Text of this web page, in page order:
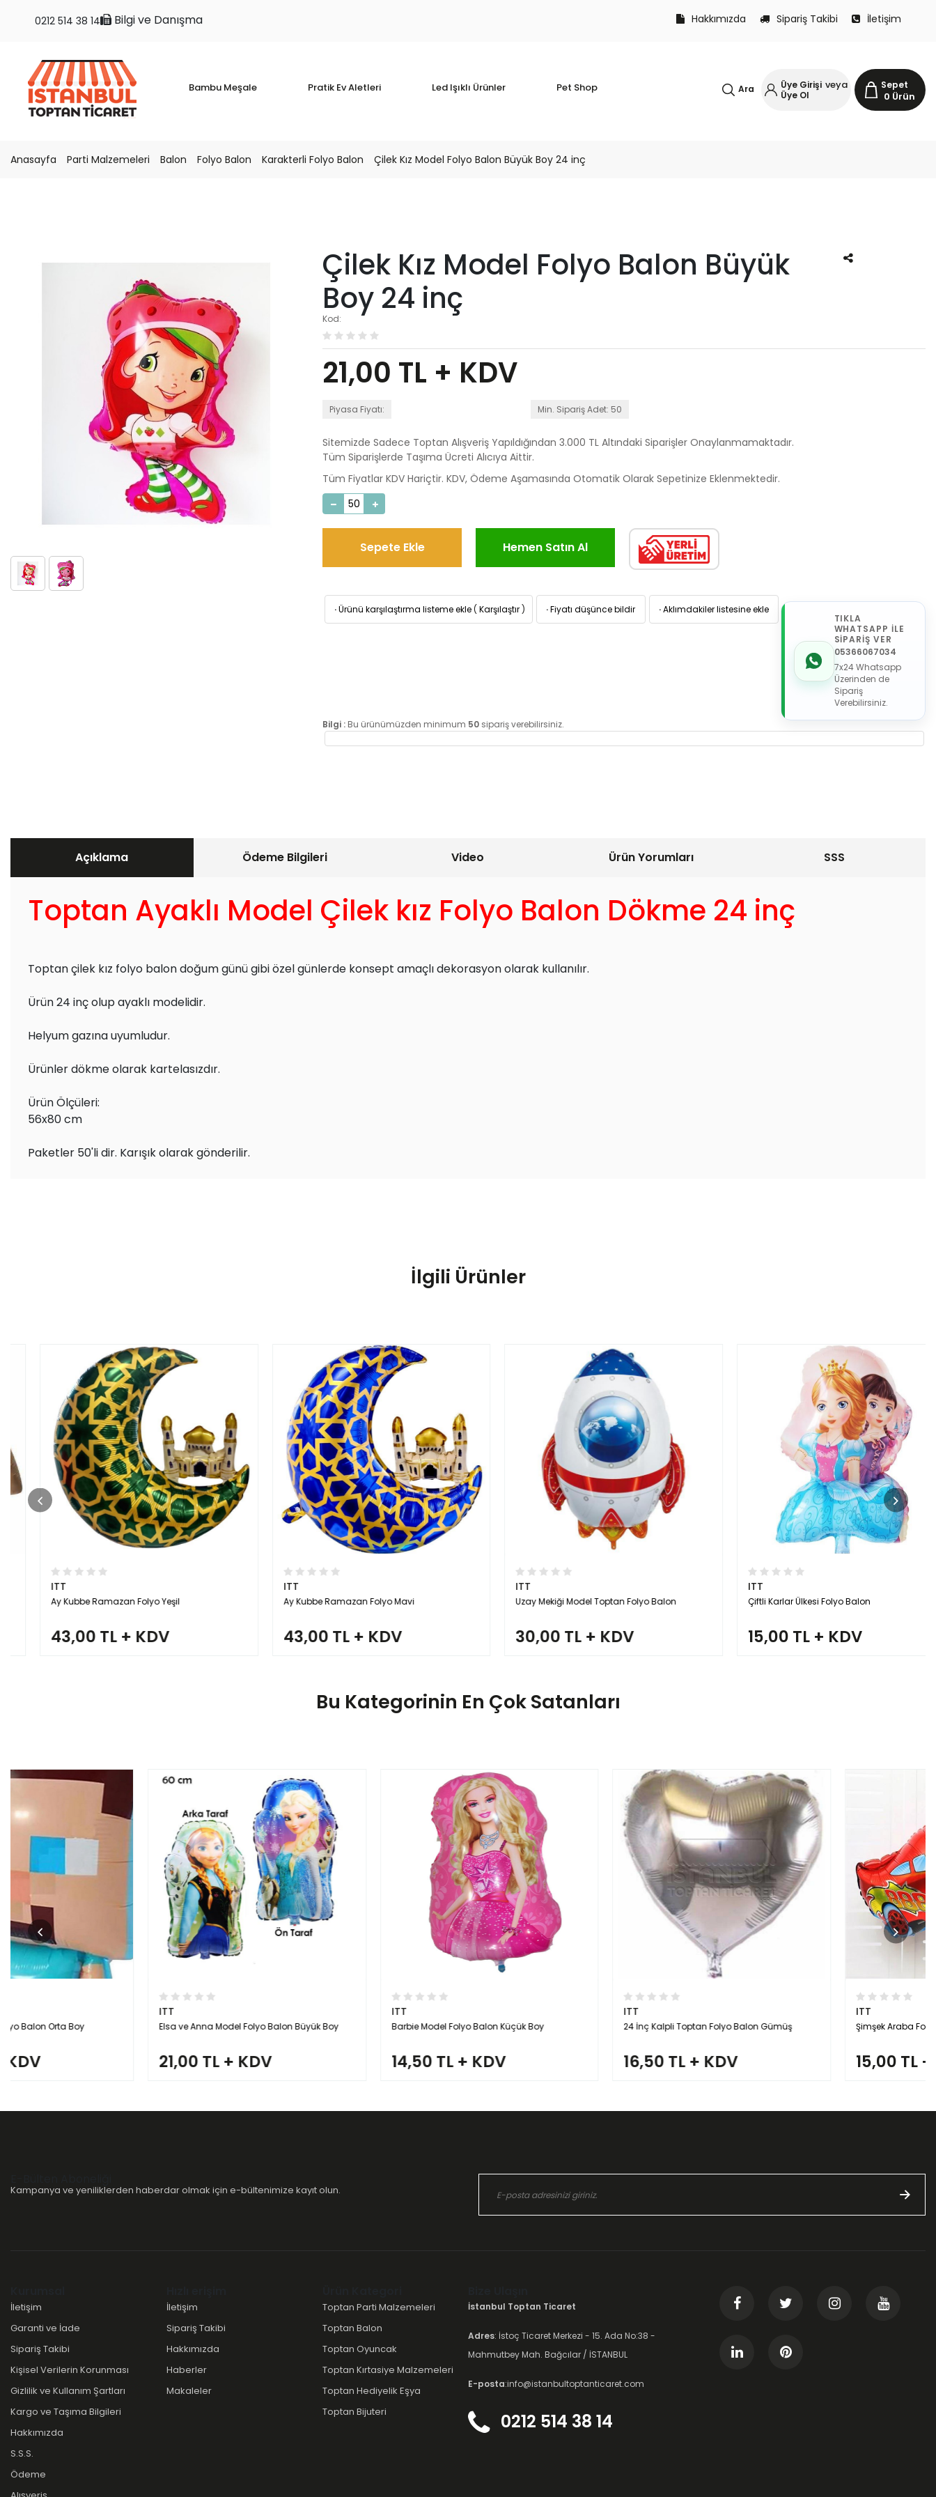
Bilgi ve Danışma
0212 514 38 14 Hakkımızda Sipariş Takibi İletişim
Bambu Meşale Pratik Ev Aletleri Led Işıklı Ürünler Pet Shop Sepet
0 Ürün
Üye Girişi veya
Üye Ol
Ara
Anasayfa Parti Malzemeleri Balon Folyo Balon Karakterli Folyo Balon Çilek Kız Model Folyo Balon Büyük Boy 24 inç
Çilek Kız Model Folyo Balon Büyük
Boy 24 inç
Kod:
21,00 TL + KDV
Piyasa Fiyatı: Min. Sipariş Adet: 50
Sitemizde Sadece Toptan Alışveriş Yapıldığından 3.000 TL Altındaki Siparişler Onaylanmamaktadır.
Tüm Siparişlerde Taşıma Ücreti Alıcıya Aittir.
Tüm Fiyatlar KDV Hariçtir. KDV, Ödeme Aşamasında Otomatik Olarak Sepetinize Eklenmektedir.
Sepete Ekle Hemen Satın Al
·Ürünü karşılaştırma listeme ekle ( Karşılaştır ) ·Fiyatı düşünce bildir ·Aklımdakiler listesine ekle
TIKLA
WHATSAPP İLE
SİPARİŞ VER
05366067034
7x24 Whatsapp
Üzerinden de
Sipariş
Verebilirsiniz.
Bilgi : Bu ürünümüzden minimum 50 sipariş verebilirsiniz.
Açıklama Ödeme Bilgileri Video Ürün Yorumları SSS
Toptan Ayaklı Model Çilek kız Folyo Balon Dökme 24 inç
Toptan çilek kız folyo balon doğum günü gibi özel günlerde konsept amaçlı dekorasyon olarak kullanılır.
Ürün 24 inç olup ayaklı modelidir.
Helyum gazına uyumludur.
Ürünler dökme olarak kartelasızdır.
Ürün Ölçüleri:
56x80 cm
Paketler 50'li dir. Karışık olarak gönderilir.
İlgili Ürünler
Ay Kubbe Ramazan Folyo Yeşil
43,00 TL + KDV
Ay Kubbe Ramazan Folyo Mavi
43,00 TL + KDV
Uzay Mekiği Model Toptan Folyo Balon
30,00 TL + KDV
Çiftli Karlar Ülkesi Folyo Balon
15,00 TL + KDV
Bu Kategorinin En Çok Satanları
Elsa ve Anna Model Folyo Balon Büyük Boy
21,00 TL + KDV
Barbie Model Folyo Balon Küçük Boy
14,50 TL + KDV
24 İnç Kalpli Toptan Folyo Balon Gümüş
16,50 TL + KDV
Şimşek Araba Folyo Orta Boy
15,00 TL + KDV
Kampanya ve yeniliklerden haberdar olmak için e-bültenimize kayıt olun.
İletişim
Garanti ve İade
Sipariş Takibi
Kişisel Verilerin Korunması
Gizlilik ve Kullanım Şartları
Kargo ve Taşıma Bilgileri
Hakkımızda
S.S.S.
Ödeme
İletişim
Sipariş Takibi
Hakkımızda
Haberler
Makaleler
Toptan Parti Malzemeleri
Toptan Balon
Toptan Oyuncak
Toptan Kırtasiye Malzemeleri
Toptan Hediyelik Eşya
Toptan Bijuteri
İstanbul Toptan Ticaret
Adres: İstoç Ticaret Merkezi - 15. Ada No:38 -
Mahmutbey Mah. Bağcılar / İSTANBUL
E-posta:info@istanbultoptanticaret.com
0212 514 38 14